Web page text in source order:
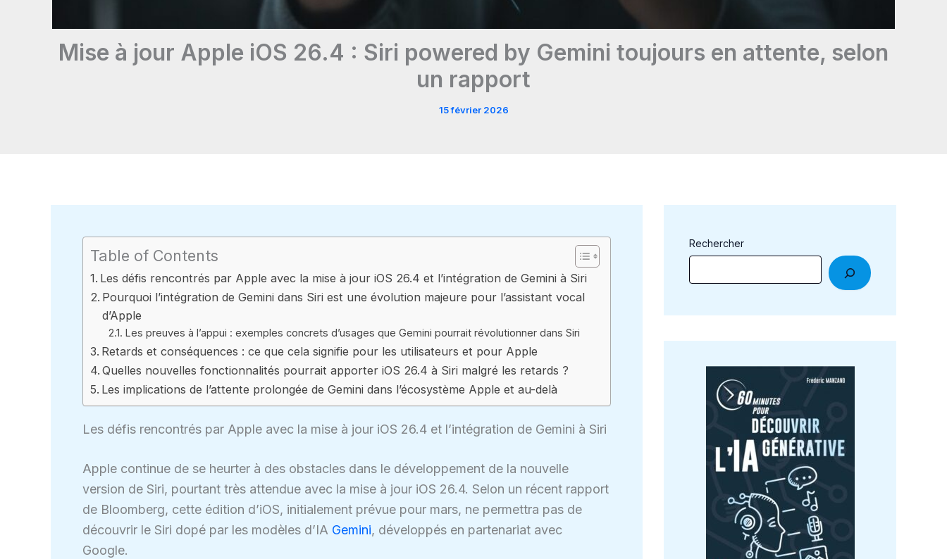
Mise à jour Apple iOS 26.4 : Siri powered by Gemini toujours en attente, selon
un rapport
15 février 2026
Table of Contents
Les défis rencontrés par Apple avec la mise à jour iOS 26.4 et l’intégration de Gemini à Siri
Pourquoi l’intégration de Gemini dans Siri est une évolution majeure pour l’assistant vocal
d’Apple
Les preuves à l’appui : exemples concrets d’usages que Gemini pourrait révolutionner dans Siri
Retards et conséquences : ce que cela signifie pour les utilisateurs et pour Apple
Quelles nouvelles fonctionnalités pourrait apporter iOS 26.4 à Siri malgré les retards ?
Les implications de l’attente prolongée de Gemini dans l’écosystème Apple et au-delà
Les défis rencontrés par Apple avec la mise à jour iOS 26.4 et l’intégration de Gemini à Siri
Apple continue de se heurter à des obstacles dans le développement de la nouvelle
version de Siri, pourtant très attendue avec la mise à jour iOS 26.4. Selon un récent rapport
de Bloomberg, cette édition d’iOS, initialement prévue pour mars, ne permettra pas de
découvrir le Siri dopé par les modèles d’IA Gemini, développés en partenariat avec
Google.
Rechercher